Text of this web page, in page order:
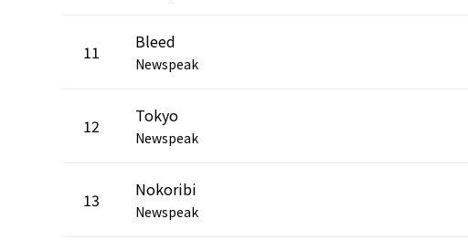
11 Bleed
Newspeak
12 Tokyo
Newspeak
13 Nokoribi
Newspeak